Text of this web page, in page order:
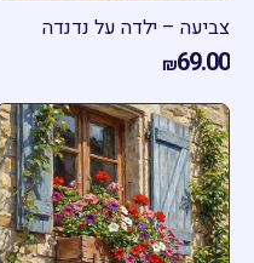
– ילדה על נדנדה
₪